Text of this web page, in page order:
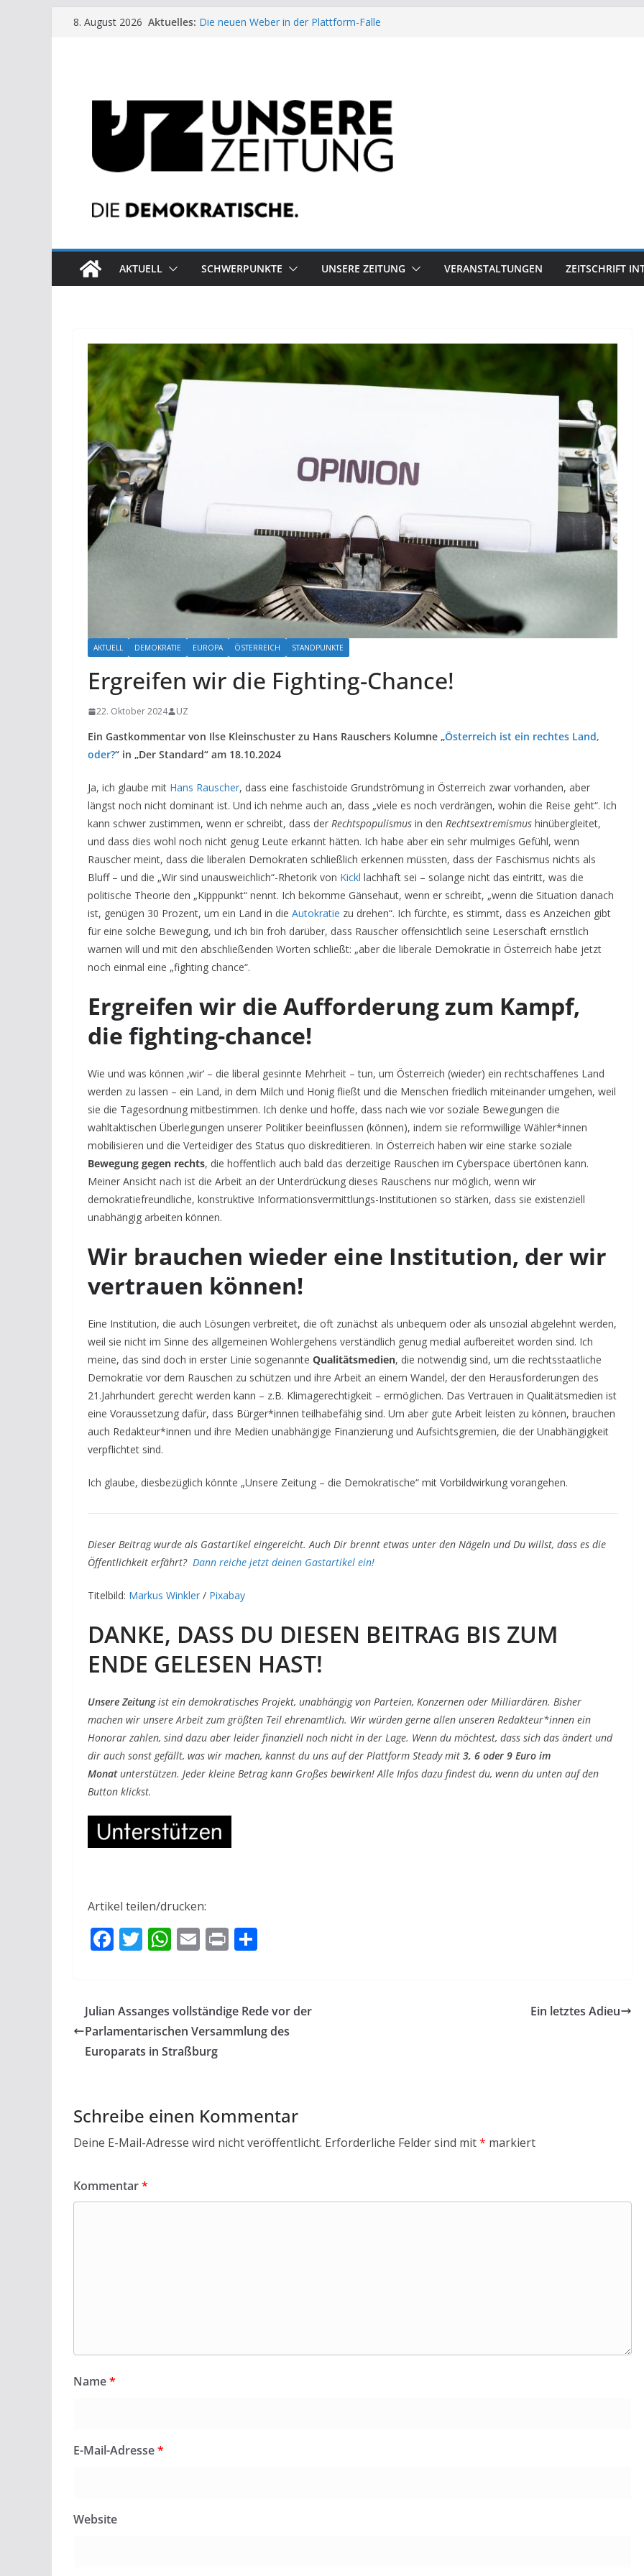
Zum8. August 2026 Aktuelles: Die neuen Weber in der Plattform-Falle
AKTUELL SCHWERPUNKTE UNSERE ZEITUNG VERANSTALTUNGEN ZEITSCHRIFT
AKTUELL DEMOKRATIE EUROPA ÖSTERREICH STANDPUNKTE
Ergreifen wir die Fighting-Chance!
22. Oktober 2024 UZ
Ein Gastkommentar von Ilse Kleinschuster zu Hans Rauschers Kolumne „Österreich ist ein rechtes Land,
oder?“ in „Der Standard“ am 18.10.2024
Ja, ich glaube mit Hans Rauscher, dass eine faschistoide Grundströmung in Österreich zwar vorhanden, aber
längst noch nicht dominant ist. Und ich nehme auch an, dass „viele es noch verdrängen, wohin die Reise geht“. Ich
kann schwer zustimmen, wenn er schreibt, dass der Rechtspopulismus in den Rechtsextremismus hinübergleitet,
und dass dies wohl noch nicht genug Leute erkannt hätten. Ich habe aber ein sehr mulmiges Gefühl, wenn
Rauscher meint, dass die liberalen Demokraten schließlich erkennen müssten, dass der Faschismus nichts als
Bluff – und die „Wir sind unausweichlich“-Rhetorik von Kickl lachhaft sei – solange nicht das eintritt, was die
politische Theorie den „Kipppunkt“ nennt. Ich bekomme Gänsehaut, wenn er schreibt, „wenn die Situation danach
ist, genügen 30 Prozent, um ein Land in die Autokratie zu drehen“. Ich fürchte, es stimmt, dass es Anzeichen gibt
für eine solche Bewegung, und ich bin froh darüber, dass Rauscher offensichtlich seine Leserschaft ernstlich
warnen will und mit den abschließenden Worten schließt: „aber die liberale Demokratie in Österreich habe jetzt
noch einmal eine „fighting chance“.
Ergreifen wir die Aufforderung zum Kampf,
die fighting-chance!
Wie und was können ‚wir‘ – die liberal gesinnte Mehrheit – tun, um Österreich (wieder) ein rechtschaffenes Land
werden zu lassen – ein Land, in dem Milch und Honig fließt und die Menschen friedlich miteinander umgehen, weil
sie die Tagesordnung mitbestimmen. Ich denke und hoffe, dass nach wie vor soziale Bewegungen die
wahltaktischen Überlegungen unserer Politiker beeinflussen (können), indem sie reformwillige Wähler*innen
mobilisieren und die Verteidiger des Status quo diskreditieren. In Österreich haben wir eine starke soziale
Bewegung gegen rechts, die hoffentlich auch bald das derzeitige Rauschen im Cyberspace übertönen kann.
Meiner Ansicht nach ist die Arbeit an der Unterdrückung dieses Rauschens nur möglich, wenn wir
demokratiefreundliche, konstruktive Informationsvermittlungs-Institutionen so stärken, dass sie existenziell
unabhängig arbeiten können.
Wir brauchen wieder eine Institution, der wir
vertrauen können!
Eine Institution, die auch Lösungen verbreitet, die oft zunächst als unbequem oder als unsozial abgelehnt werden,
weil sie nicht im Sinne des allgemeinen Wohlergehens verständlich genug medial aufbereitet worden sind. Ich
meine, das sind doch in erster Linie sogenannte Qualitätsmedien, die notwendig sind, um die rechtsstaatliche
Demokratie vor dem Rauschen zu schützen und ihre Arbeit an einem Wandel, der den Herausforderungen des
21.Jahrhundert gerecht werden kann – z.B. Klimagerechtigkeit – ermöglichen. Das Vertrauen in Qualitätsmedien ist
eine Voraussetzung dafür, dass Bürger*innen teilhabefähig sind. Um aber gute Arbeit leisten zu können, brauchen
auch Redakteur*innen und ihre Medien unabhängige Finanzierung und Aufsichtsgremien, die der Unabhängigkeit
verpflichtet sind.
Ich glaube, diesbezüglich könnte „Unsere Zeitung – die Demokratische“ mit Vorbildwirkung vorangehen.
Dieser Beitrag wurde als Gastartikel eingereicht.Auch Dir brennt etwas unter den Nägeln und Du willst, dass es die
Öffentlichkeit erfährt? Dann reiche jetzt deinen Gastartikel ein!
Titelbild: Markus Winkler / Pixabay
DANKE, DASS DU DIESEN BEITRAG BIS ZUM
ENDE GELESEN HAST!
Unsere Zeitungist ein demokratisches Projekt, unabhängig von Parteien, Konzernen oder Milliardären. Bisher
machen wir unsere Arbeit zum größten Teil ehrenamtlich. Wir würden gerne allen unseren Redakteur*innen ein
Honorar zahlen, sind dazu aber leider finanziell noch nicht in der Lage. Wenn du möchtest, dass sich das ändert und
dir auch sonst gefällt, was wir machen, kannst du uns auf der Plattform Steady mit 3, 6 oder 9 Euro im
Monatunterstützen. Jeder kleine Betrag kann Großes bewirken! Alle Infos dazu findest du, wenn du unten auf den
Button klickst.
Artikel teilen/drucken:
F
b
o
o
T
er
W
s
A
p
E
l
Pr
n
Julian Assanges vollständige Rede vor der
Parlamentarischen Versammlung des
Europarats in Straßburg
Ein letztes Adieu
Schreibe einen Kommentar
Deine E-Mail-Adresse wird nicht veröffentlicht. Erforderliche Felder sind mit* markiert
Kommentar*
Name*
E-Mail-Adresse*
Website